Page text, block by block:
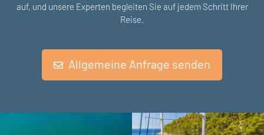
auf, und unsere Experten begleiten Sie auf jedem Schritt Ihrer
Reise.
Allgemeine Anfrage senden